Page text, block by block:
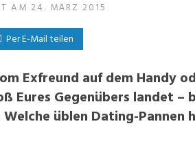
AM 24. MÄRZ 2015
Per E-Mail teilen
Exfreund auf dem Handy
Eures Gegenübers landet –
üblen Dating-